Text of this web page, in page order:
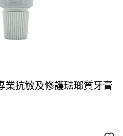
業抗敏及修護琺瑯質牙膏